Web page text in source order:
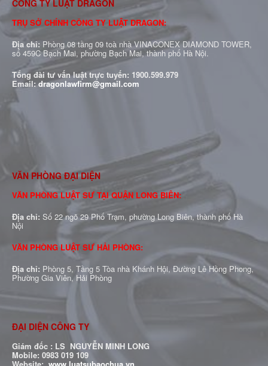
CÔNG TY LUẬT DRAGON
TRỤ SỞ CHÍNH CÔNG TY LUẬT DRAGON:
Địa chỉ: Phòng 08 tầng 09 toà nhà VINACONEX DIAMOND TOWER,
số 459C Bạch Mai, phường Bạch Mai, thành phố Hà Nội.
Tổng đài tư vấn luật trực tuyến: 1900.599.979
Email:dragonlawfirm@gmail.com
VĂN PHÒNG ĐẠI DIỆN
VĂN PHÒNG LUẬT SƯ TẠI QUẬN LONG BIÊN:
Địa chỉ: Số 22 ngõ 29 Phố Trạm, phường Long Biên, thành phố Hà
Nội
VĂN PHÒNG LUẬT SƯ HẢI PHÒNG:
Địa chỉ: Phòng 5, Tầng 5 Tòa nhà Khánh Hội, Đường Lê Hồng Phong,
Phường Gia Viên, Hải Phòng
ĐẠI DIỆN CÔNG TY
Giám đốc : LS NGUYỄN MINH LONG
Mobile: 0983 019 109